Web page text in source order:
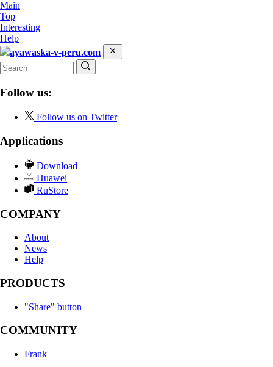
Main
Top
Interesting
Help
ayawaska-v-peru.com
Follow us:
Follow us on Twitter
Applications
Download
Huawei
RuStore
COMPANY
About
News
Help
PRODUCTS
"Share" button
COMMUNITY
Frank